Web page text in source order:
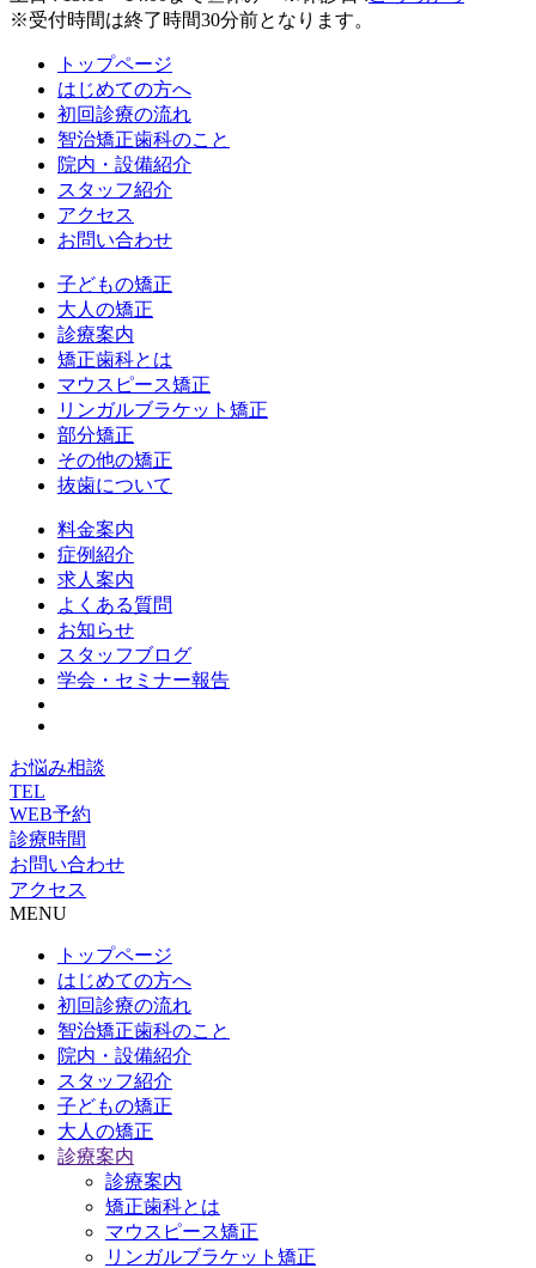
※受付時間は終了時間30分前となります。
トップページ
はじめての方へ
初回診療の流れ
智治矯正歯科のこと
院内・設備紹介
スタッフ紹介
アクセス
お問い合わせ
子どもの矯正
大人の矯正
診療案内
矯正歯科とは
マウスピース矯正
リンガルブラケット矯正
部分矯正
その他の矯正
抜歯について
料金案内
症例紹介
求人案内
よくある質問
お知らせ
スタッフブログ
学会・セミナー報告
お悩み相談
TEL
WEB予約
診療時間
お問い合わせ
アクセス
MENU
トップページ
はじめての方へ
初回診療の流れ
智治矯正歯科のこと
院内・設備紹介
スタッフ紹介
子どもの矯正
大人の矯正
診療案内
診療案内
矯正歯科とは
マウスピース矯正
リンガルブラケット矯正